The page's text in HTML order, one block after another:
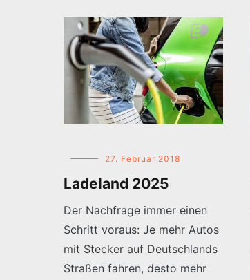
27. Februar 2018
Ladeland 2025
Der Nachfrage immer einen
Schritt voraus: Je mehr Autos
mit Stecker auf Deutschlands
Straßen fahren, desto mehr